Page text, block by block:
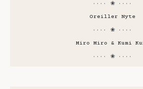
···· ❀ ····
Oreiller Nyte
···· ❀ ····
Miro Miro & Kumi
···· ❀ ····